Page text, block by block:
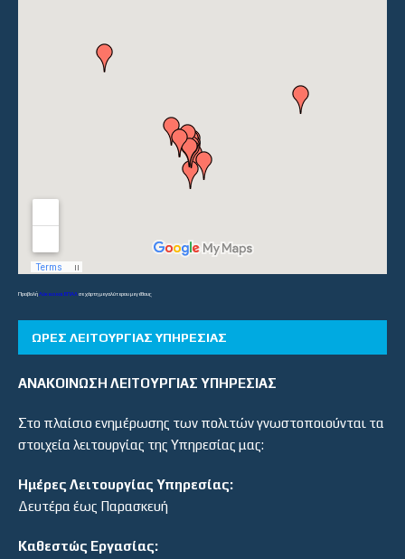
ΠροβολήΛύκεια και ΕΠΑΛσε χάρτη μεγαλύτερου μεγέθους
ΏΡΕΣ ΛΕΙΤΟΥΡΓΊΑΣ ΥΠΗΡΕΣΊΑΣ
ΑΝΑΚΟΙΝΩΣΗ ΛΕΙΤΟΥΡΓΙΑΣ ΥΠΗΡΕΣΙΑΣ
Στο πλαίσιο ενημέρωσης των πολιτών γνωστοποιούνται τα
στοιχεία λειτουργίας της Υπηρεσίας μας:
Ημέρες Λειτουργίας Υπηρεσίας:
Δευτέρα έως Παρασκευή
Καθεστώς Εργασίας: